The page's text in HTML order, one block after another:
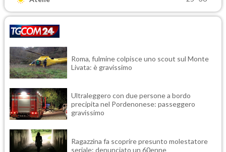
Roma, fulmine colpisce uno scout sul Monte
Livata: è gravissimo
Ultraleggero con due persone a bordo
precipita nel Pordenonese: passeggero
gravissimo
Ragazzina fa scoprire presunto molestatore
seriale: denunciato un 60enne